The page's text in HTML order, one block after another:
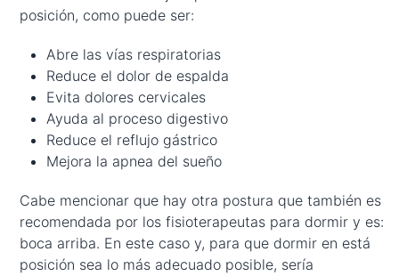
posición, como puede ser:
Abre las vías respiratorias
Reduce el dolor de espalda
Evita dolores cervicales
Ayuda al proceso digestivo
Reduce el reflujo gástrico
Mejora la apnea del sueño
Cabe mencionar que hay otra postura que también es
recomendada por los fisioterapeutas para dormir y es:
boca arriba. En este caso y, para que dormir en está
posición sea lo más adecuado posible, sería